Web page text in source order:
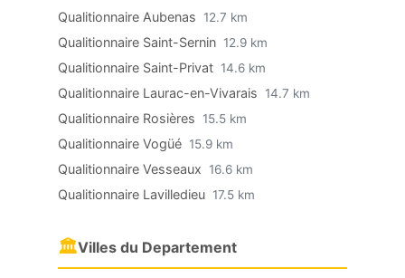
Qualitionnaire Aubenas 12.7 km
Qualitionnaire Saint-Sernin 12.9 km
Qualitionnaire Saint-Privat 14.6 km
Qualitionnaire Laurac-en-Vivarais 14.7 km
Qualitionnaire Rosières 15.5 km
Qualitionnaire Vogüé 15.9 km
Qualitionnaire Vesseaux 16.6 km
Qualitionnaire Lavilledieu 17.5 km
🏛Villes du Departement